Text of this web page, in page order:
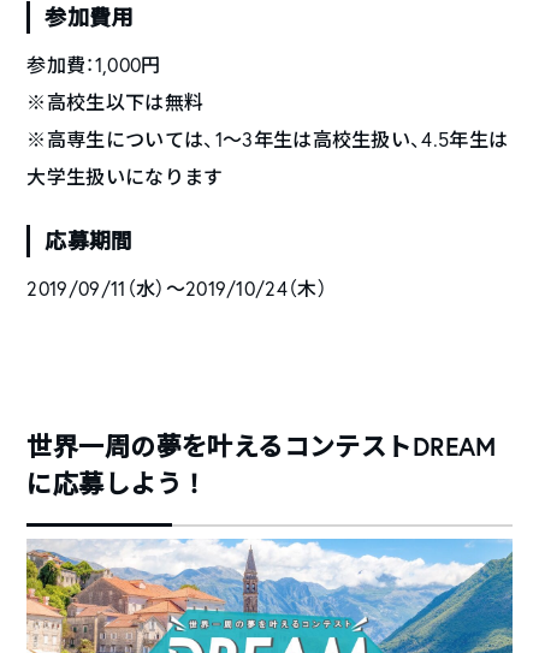
参加費用
参加費：1,000円
※高校生以下は無料
※高専生については、1〜3年生は高校生扱い、4.5年生は
大学生扱いになります
応募期間
2019/09/11（水）〜2019/10/24（木）
世界一周の夢を叶えるコンテストDREAM
に応募しよう！